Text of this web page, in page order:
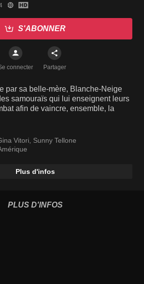
S'ABONNER
connecter Partager
par sa belle-mère, Blanche-Neige
samouraïs qui lui enseignent leurs
afin de vaincre, ensemble, la
Vitori, Sunny Tellone
Plus d'infos
PLUS D'INFOS